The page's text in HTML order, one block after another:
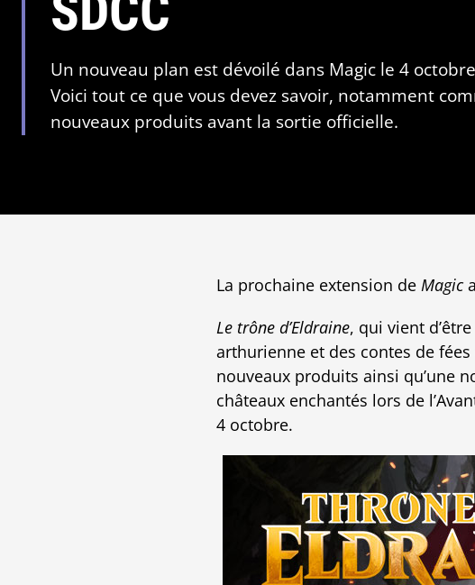
Un nouveau plan est dévoilé dans Magic le 4
Voici tout ce que vous devez savoir, notamment
nouveaux produits avant la sortie officielle.
La prochaine extension de Magic
Le trône d’Eldraine, qui vient
arthurienne et des contes de
nouveaux produits ainsi qu’une
châteaux enchantés lors de
4 octobre.